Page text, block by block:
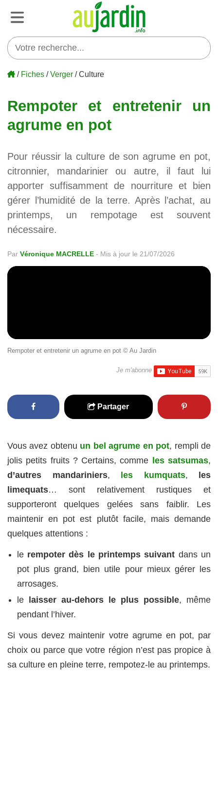
/ Fiches /Verger / Culture
Rempoter et entretenir un
agrume en pot
Pour réussir la culture de son agrume en pot,
citronnier, mandarinier ou autre, il faut lui
apporter suffisamment de nourriture et bien
gérer l’humidité de la terre. Après l’achat, au
printemps, un rempotage est souvent
nécessaire.
Par Véronique MACRELLE - Mis à jour le 21/07/2026
Rempoter et entretenir un agrume en pot © Au Jardin
Je m'abonne
Partager
Vous avez obtenu un bel agrume en pot, rempli de
jolis petits fruits ? Certains, comme
les satsumas,
d’autres mandariniers, les kumquats,
les
limequats… sont relativement rustiques et
supporteront quelques gelées sans faiblir. Les
maintenir en pot est plutôt facile, mais demande
quelques attentions :
le rempoter dès le printemps suivant dans un
pot plus grand, bien utile pour mieux gérer les
arrosages.
le
laisser au-dehors le plus possible, même
pendant l’hiver.
Si vous devez maintenir votre agrume en pot, par
choix ou parce que votre région n’est pas propice à
sa culture en pleine terre, rempotez-le au printemps.